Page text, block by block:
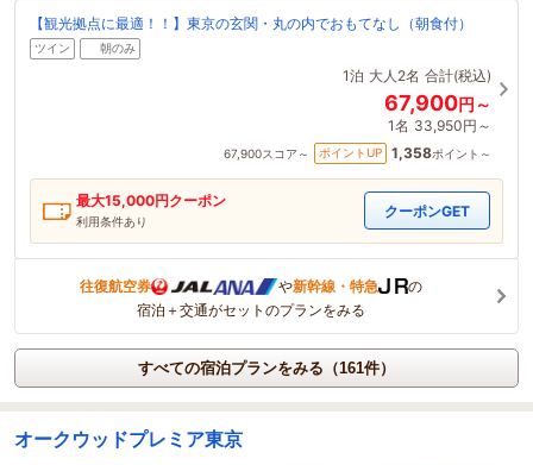
【観光拠点に最適！！】東京の玄関・丸の内でおもてなし（朝食付）
ツイン 朝のみ
1泊 大人2名 合計(税込)
67,900円～
1名 33,950円～
67,900スコア～ ポイントUP 1,358ポイント～
最大15,000円クーポン
利用条件あり
クーポンGET
往復航空券 や新幹線・特急
の
宿泊＋交通がセットのプランをみる
すべての宿泊プランをみる（161件）
オークウッドプレミア東京